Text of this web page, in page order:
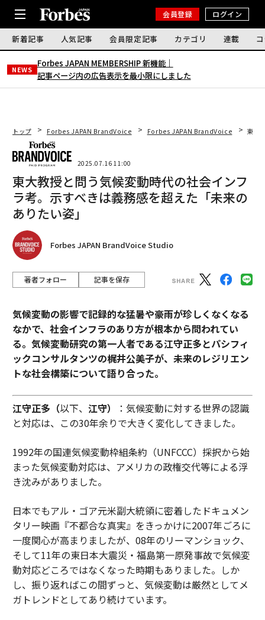
会員登録 ログイン
新着記事 人気記事 会員限定記事 カテゴリ 連載
NEWS
Forbes JAPAN MEMBERSHIP 新機能｜
記事ページ内の広告表示を最小限にしました
トップ Forbes JAPAN BrandVoice Forbes JAPAN BrandVoice 東大
2025.07.16 11:00
東大教授と問う気候変動時代の社会インフ
ラ考。示すべきは義務感を超えた「未来の
ありたい姿」
Forbes JAPAN BrandVoice Studio
著者フォロー 記事を保存
気候変動の影響で記録的な猛暑や豪雨が珍しくなくなる
なかで、社会インフラのあり方が根本から問われてい
る。気候変動研究の第一人者である江守正多とパシフィ
ックコンサルタンツの梶井公美子が、未来のレジリエン
トな社会構築について語り合った。
江守正多（以下、 江守）
：気候変動に対する世界の認識
と対応は、この30年余りで大きく変化してきました。
1992年の国連気候変動枠組条約（UNFCCC）採択から始
まった気候変動対応は、アメリカの政権交代等による浮
き沈みがありました。
日本でもアル・ゴア元米副大統領に密着したドキュメン
タリー映画『不都合な真実』をきっかけに2007年ごろに
一度関心が高まりましたが、08年のリーマンショック、
そして11年の東日本大震災・福島第一原発事故で気候変
動対応どころではなくなった時期もありました。しか
し、振り返ればこの間ずっと、気候変動は厳然としてメ
ガトレンドとしてあり続けています。